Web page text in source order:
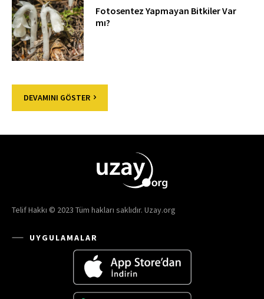
Fotosentez Yapmayan Bitkiler Var
mı?
DEVAMINI GÖSTER
Telif Hakkı © 2023 Tüm hakları saklıdır. Uzay.org
UYGULAMALAR